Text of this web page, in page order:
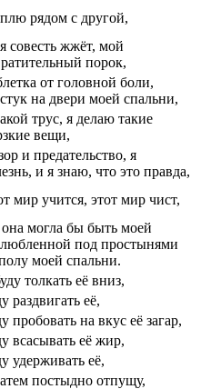
рядом с другой,
совесть жжёт, мой
порок,
от головной боли,
на двери моей спальни,
трус, я делаю такие
вещи,
и предательство, я
и я знаю, что это правда,
мир учится, этот мир чист,
могла бы быть моей
под простынями
моей спальни.
толкать её вниз,
раздвигать её,
пробовать на вкус её загар,
всасывать её жир,
удерживать её,
постыдно отпущу,